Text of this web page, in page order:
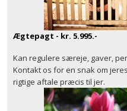
Ægtepagt - kr. 5.995.-
Kan regulere særeje, gaver,
Kontakt os for en snak om
rigtige aftale præcis til jer.